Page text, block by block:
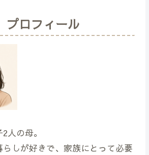
プロフィール
人の母。
らしが好きで、家族にとって必要